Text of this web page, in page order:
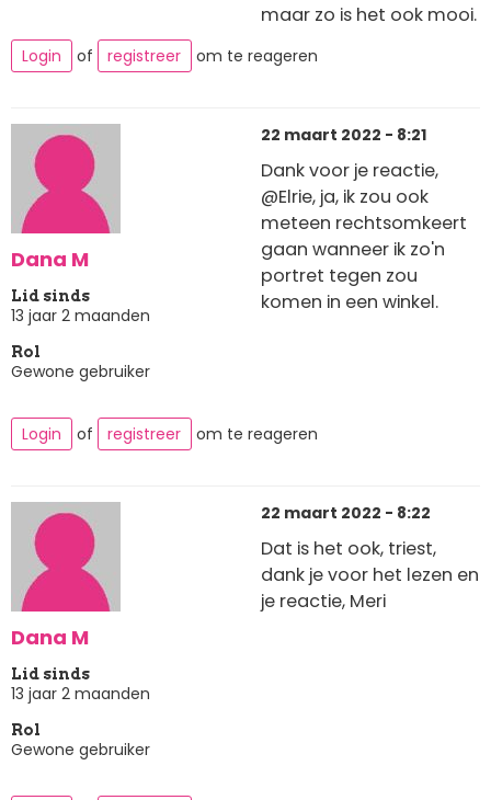
maar zo is het ook mooi.
Login of registreer om te reageren
Dana M
Lid sinds
13 jaar 2 maanden
Rol
Gewone gebruiker
22 maart 2022 - 8:21
Dank voor je reactie,
@Elrie, ja, ik zou ook
meteen rechtsomkeert
gaan wanneer ik zo'n
portret tegen zou
komen in een winkel.
Login of registreer om te reageren
Dana M
Lid sinds
13 jaar 2 maanden
Rol
Gewone gebruiker
22 maart 2022 - 8:22
Dat is het ook, triest,
dank je voor het lezen en
je reactie, Meri